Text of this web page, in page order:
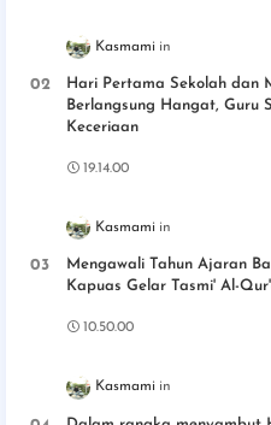
Kasmami
Hari Pertama Sekolah dan
Berlangsung Hangat, Guru
Keceriaan
19.14.00
Kasmami
Mengawali Tahun Ajaran
Kapuas Gelar Tasmi' Al-
10.50.00
Kasmami